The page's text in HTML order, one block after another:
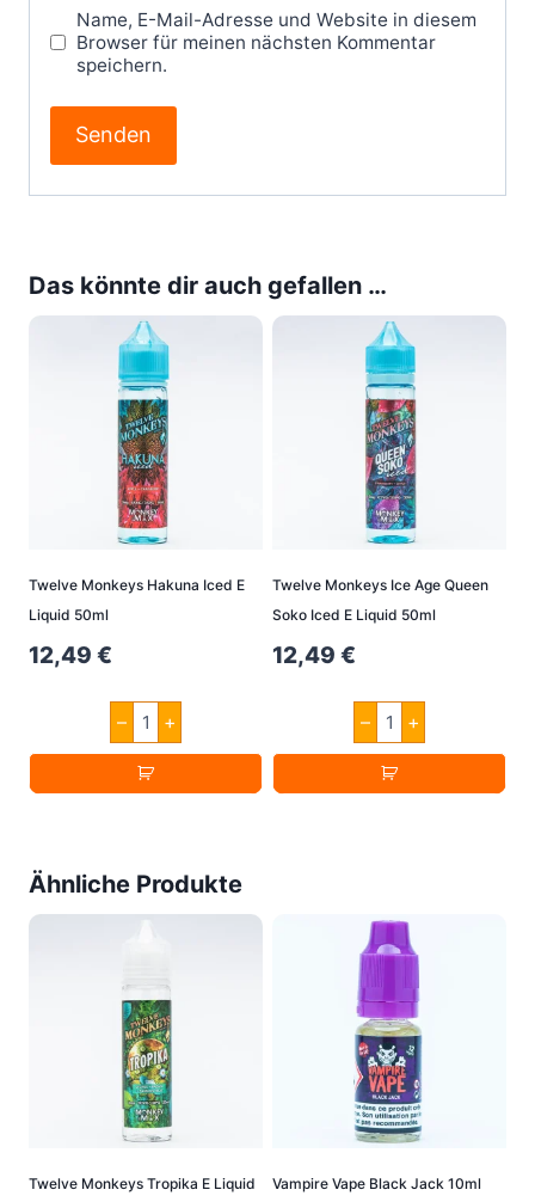
Name, E-Mail-Adresse und Website in diesem
Browser für meinen nächsten Kommentar
speichern.
Das könnte dir auch gefallen …
Twelve Monkeys Hakuna Iced E
Liquid 50ml
12,49 €
–
Twelve
Monkeys
Hakuna
Iced
E
+
Twelve Monkeys Ice Age Queen
Soko Iced E Liquid 50ml
12,49 €
–
Twelve
Monkeys
Ice
Age
Queen
+
Ähnliche Produkte
Twelve Monkeys Tropika E Liquid
Vampire Vape Black Jack 10ml